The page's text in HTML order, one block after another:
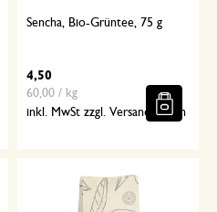
Sencha, Bio-Grüntee, 75 g
4,50
60,00 / kg
inkl. MwSt zzgl. Versandkosten